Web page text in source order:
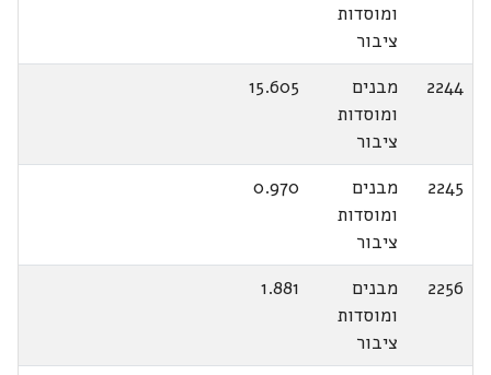
ומוסדות
ציבור
2244
מבנים
ומוסדות
ציבור
15.605
2245
מבנים
ומוסדות
ציבור
0.970
2256
מבנים
ומוסדות
ציבור
1.881